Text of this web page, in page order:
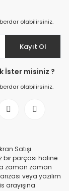
olabilirsiniz.
Kayıt Ol
İster misiniz ?
olabilirsiniz.
Satışı
bir parçası haline
zaman zaman
veya yazılım
arayışına